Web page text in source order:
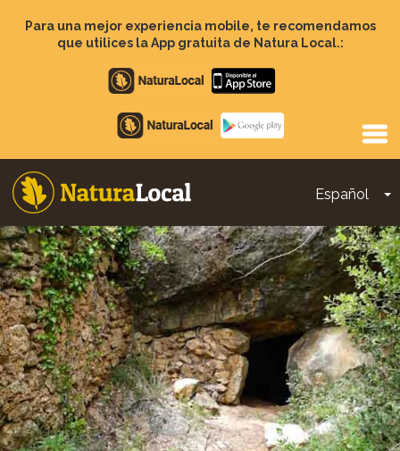
contenido
Para una mejor experiencia mobile, te recomendamos
que utilices la App gratuita de Natura Local.:
Apple
store
Google
Play
Español
Main
navigation